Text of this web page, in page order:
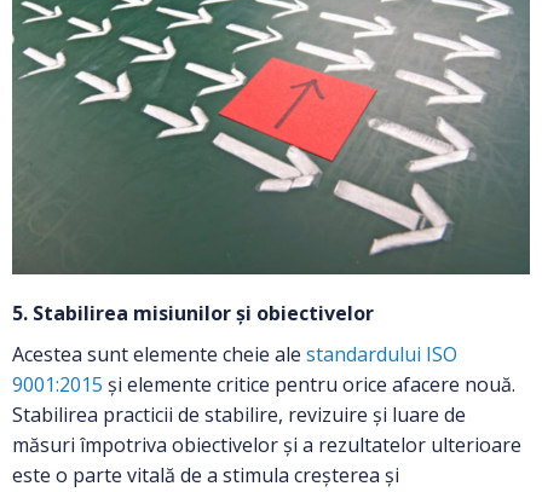
5. Stabilirea misiunilor și obiectivelor
Acestea sunt elemente cheie ale standardului ISO
9001:2015 și elemente critice pentru orice afacere nouă.
Stabilirea practicii de stabilire, revizuire și luare de
măsuri împotriva obiectivelor și a rezultatelor ulterioare
este o parte vitală de a stimula creșterea și